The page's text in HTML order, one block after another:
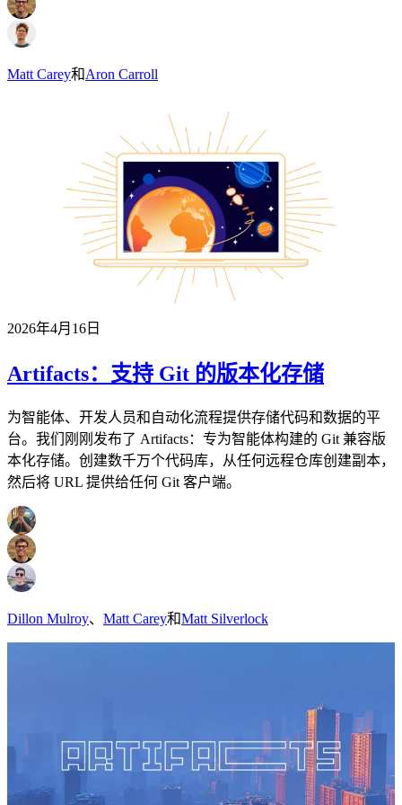
Matt Carey和Aron Carroll
2026年4月16日
Artifacts：支持 Git 的版本化存储
为智能体、开发人员和自动化流程提供存储代码和数据的平
台。我们刚刚发布了 Artifacts：专为智能体构建的 Git 兼容版
本化存储。创建数千万个代码库，从任何远程仓库创建副本，
然后将 URL 提供给任何 Git 客户端。
Dillon Mulroy、 Matt Carey和Matt Silverlock